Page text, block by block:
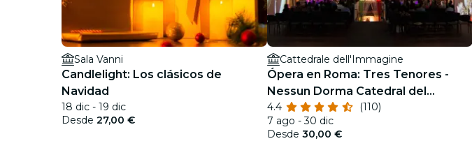
Sala Vanni
Candlelight: Los clásicos de
Navidad
18 dic - 19 dic
Desde 27,00 €
Cattedrale dell'Immagine
Ópera en Roma: Tres Tenores -
Nessun Dorma Catedral del
Imagen
4.4
(110)
7 ago - 30 dic
Desde 30,00 €